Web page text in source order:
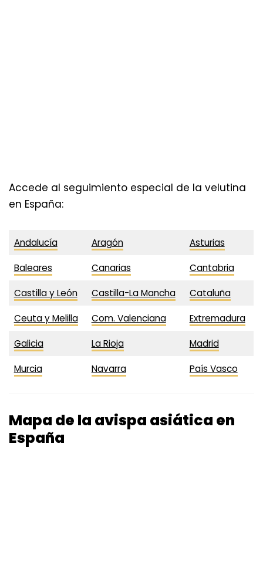
Accede al seguimiento especial de la velutina
en España:
Andalucía Aragón Asturias
Baleares Canarias Cantabria
Castilla y León Castilla-La Mancha Cataluña
Ceuta y Melilla Com. Valenciana Extremadura
Galicia La Rioja Madrid
Murcia Navarra País Vasco
Mapa de la avispa asiática en
España